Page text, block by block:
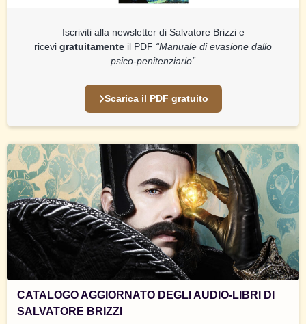
Iscriviti alla newsletter di Salvatore Brizzi e
ricevi gratuitamente il PDF “Manuale di evasione dallo
psico-penitenziario”
Scarica il PDF gratuito
CATALOGO AGGIORNATO DEGLI AUDIO-LIBRI DI
SALVATORE BRIZZI